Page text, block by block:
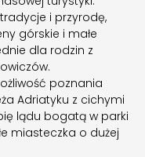
i przyrodę,
górskie i małe
dla rodzin z
poznania
Adriatyku z cichymi
lądu bogatą w parki
miasteczka o dużej